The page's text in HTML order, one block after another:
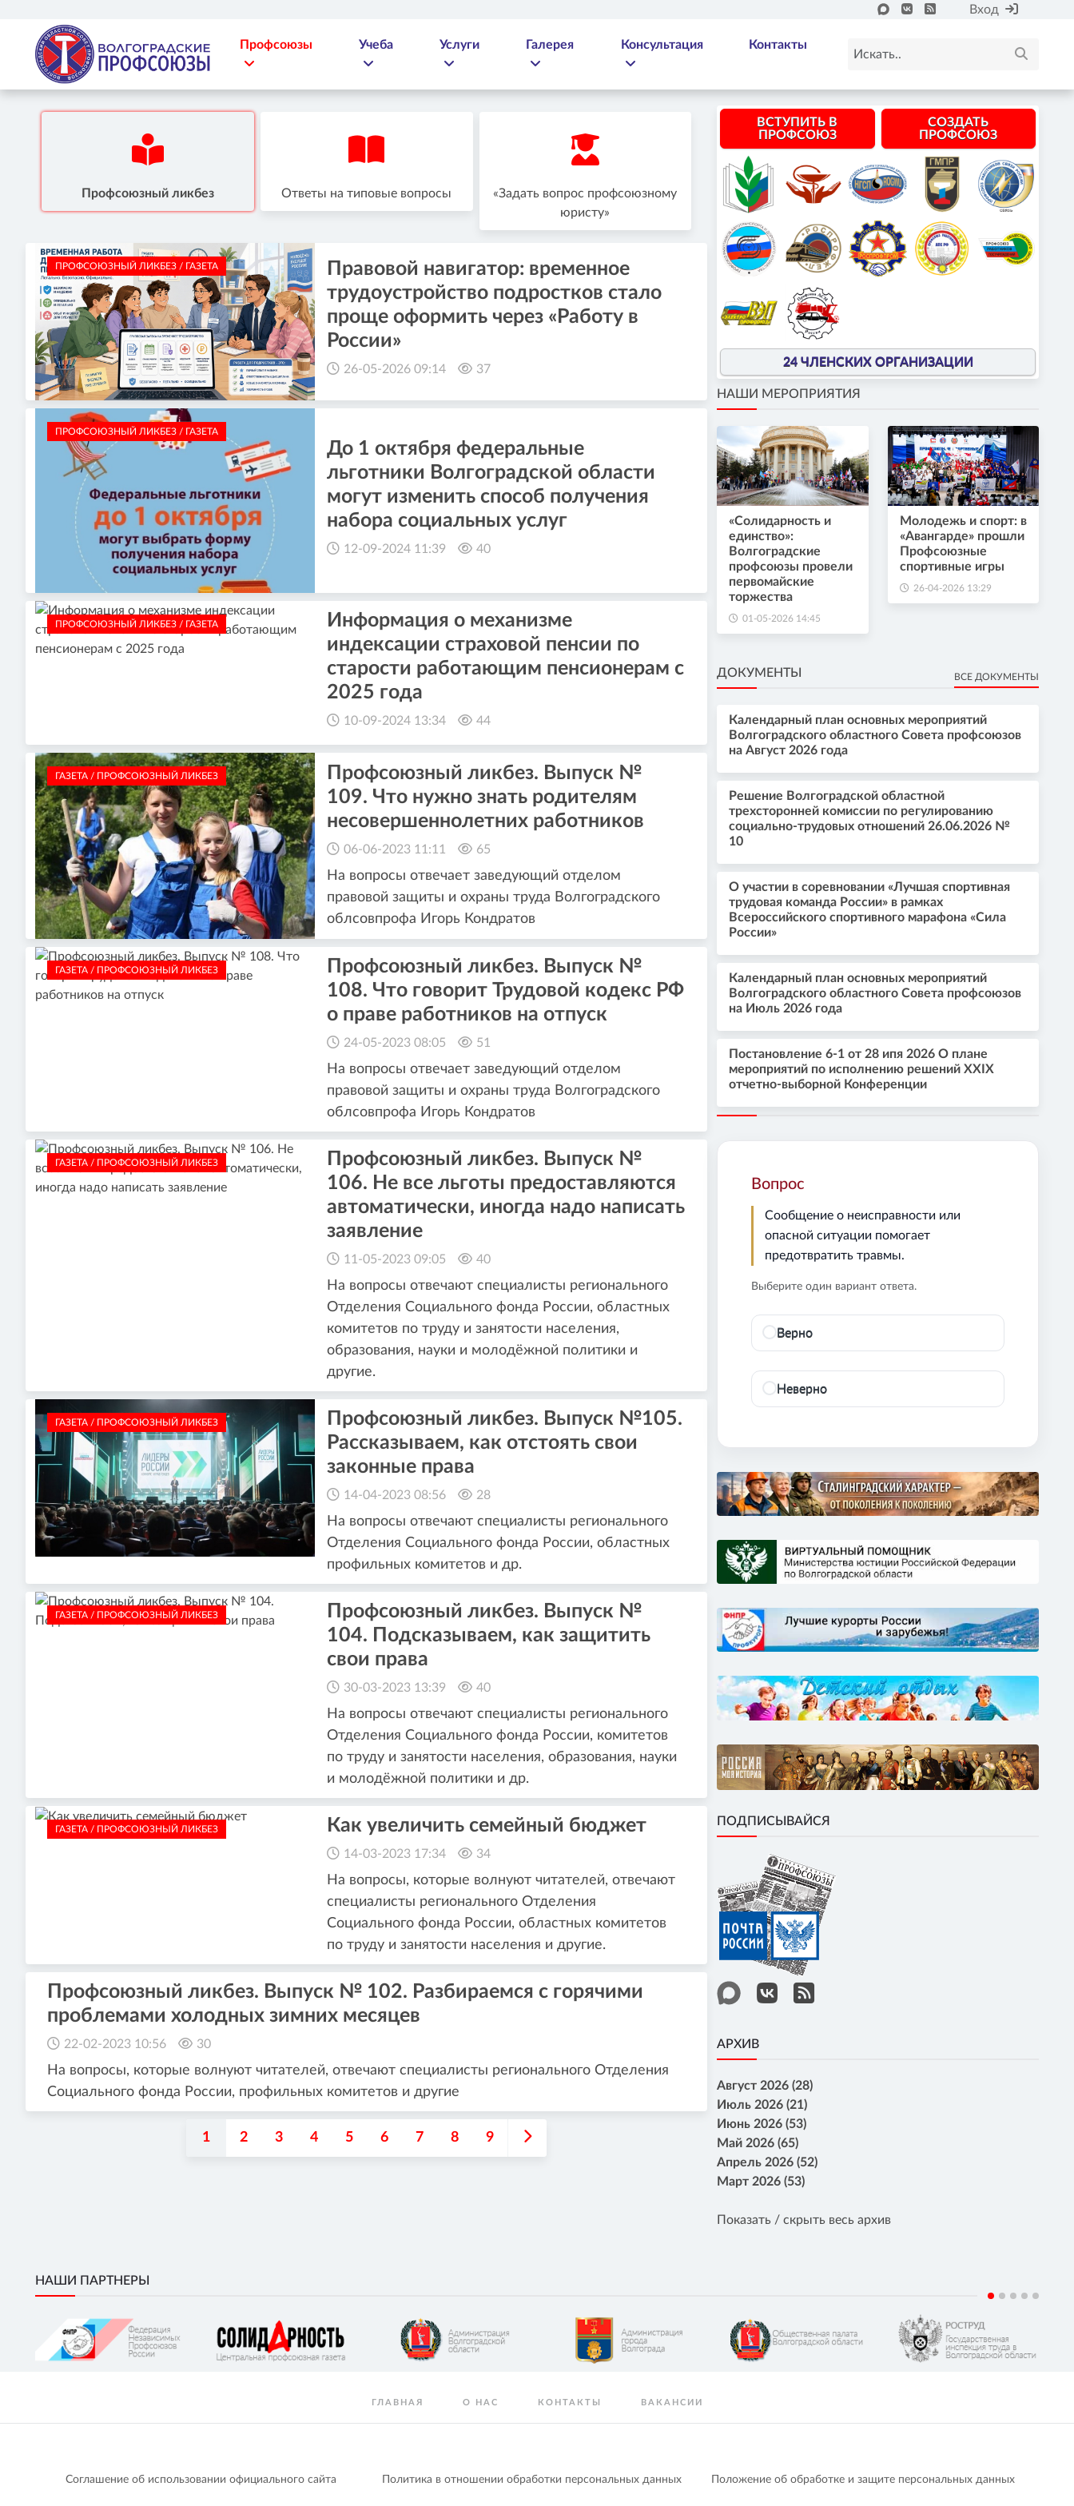
Вход
Профсоюзы Учеба Услуги Галерея Консультация Контакты
Профсоюзный ликбез Ответы на типовые вопросы
«Задать вопрос профсоюзному
юристу»
ПРОФСОЮЗНЫЙ ЛИКБЕЗ / ГАЗЕТА
Правовой навигатор: временное
трудоустройство подростков стало
проще оформить через «Работу в
России»
26-05-2026 09:14 37
ПРОФСОЮЗНЫЙ ЛИКБЕЗ / ГАЗЕТА
До 1 октября федеральные
льготники Волгоградской области
могут изменить способ получения
набора социальных услуг
12-09-2024 11:39 40
ПРОФСОЮЗНЫЙ ЛИКБЕЗ / ГАЗЕТА
Информация о механизме
индексации страховой пенсии по
старости работающим пенсионерам с
2025 года
10-09-2024 13:34 44
ГАЗЕТА / ПРОФСОЮЗНЫЙ ЛИКБЕЗ
Профсоюзный ликбез. Выпуск №
109. Что нужно знать родителям
несовершеннолетних работников
06-06-2023 11:11 65
На вопросы отвечает заведующий отделом
правовой защиты и охраны труда Волгоградского
облсовпрофа Игорь Кондратов
ГАЗЕТА / ПРОФСОЮЗНЫЙ ЛИКБЕЗ
Профсоюзный ликбез. Выпуск №
108. Что говорит Трудовой кодекс РФ
о праве работников на отпуск
24-05-2023 08:05 51
На вопросы отвечает заведующий отделом
правовой защиты и охраны труда Волгоградского
облсовпрофа Игорь Кондратов
ГАЗЕТА / ПРОФСОЮЗНЫЙ ЛИКБЕЗ
Профсоюзный ликбез. Выпуск №
106. Не все льготы предоставляются
автоматически, иногда надо написать
заявление
11-05-2023 09:05 40
На вопросы отвечают специалисты регионального
Отделения Социального фонда России, областных
комитетов по труду и занятости населения,
образования, науки и молодёжной политики и
другие.
ГАЗЕТА / ПРОФСОЮЗНЫЙ ЛИКБЕЗ
Профсоюзный ликбез. Выпуск №105.
Рассказываем, как отстоять свои
законные права
14-04-2023 08:56 28
На вопросы отвечают специалисты регионального
Отделения Социального фонда России, областных
профильных комитетов и др.
ГАЗЕТА / ПРОФСОЮЗНЫЙ ЛИКБЕЗ
Профсоюзный ликбез. Выпуск №
104. Подсказываем, как защитить
свои права
30-03-2023 13:39 40
На вопросы отвечают специалисты регионального
Отделения Социального фонда России, комитетов
по труду и занятости населения, образования, науки
и молодёжной политики и др.
ГАЗЕТА / ПРОФСОЮЗНЫЙ ЛИКБЕЗ Как увеличить семейный бюджет
14-03-2023 17:34 34
На вопросы, которые волнуют читателей, отвечают
специалисты регионального Отделения
Социального фонда России, областных комитетов
по труду и занятости населения и другие.
Профсоюзный ликбез. Выпуск № 102. Разбираемся с горячими
проблемами холодных зимних месяцев
22-02-2023 10:56 30
На вопросы, которые волнуют читателей, отвечают специалисты регионального Отделения
Социального фонда России, профильных комитетов и другие
1 2 3 4 5 6 7 8 9
ВСТУПИТЬ В
ПРОФСОЮЗ
СОЗДАТЬ
ПРОФСОЮЗ
24 ЧЛЕНСКИХ ОРГАНИЗАЦИИ
НАШИ МЕРОПРИЯТИЯ
«Солидарность и
единство»:
Волгоградские
профсоюзы провели
первомайские
торжества
01-05-2026 14:45
Молодежь и спорт: в
«Авангарде» прошли
Профсоюзные
спортивные игры
26-04-2026 13:29
ДОКУМЕНТЫ ВСЕ ДОКУМЕНТЫ
Календарный план основных мероприятий
Волгоградского областного Совета профсоюзов
на Август 2026 года
Решение Волгоградской областной
трехсторонней комиссии по регулированию
социально-трудовых отношений 26.06.2026 №
10
О участии в соревновании «Лучшая спортивная
трудовая команда России» в рамках
Всероссийского спортивного марафона «Сила
России»
Календарный план основных мероприятий
Волгоградского областного Совета профсоюзов
на Июль 2026 года
Постановление 6-1 от 28 ипя 2026 О плане
мероприятий по исполнению решений XXIX
отчетно-выборной Конференции
Вопрос
Сообщение о неисправности или
опасной ситуации помогает
предотвратить травмы.
Выберите один вариант ответа.
Верно
Неверно
ПОДПИСЫВАЙСЯ
АРХИВ
Август 2026 (28)
Июль 2026 (21)
Июнь 2026 (53)
Май 2026 (65)
Апрель 2026 (52)
Март 2026 (53)
Показать / скрыть весь архив
НАШИ ПАРТНЕРЫ
ГЛАВНАЯ О НАС КОНТАКТЫ ВАКАНСИИ
Соглашение об использовании официального сайта Политика в отношении обработки персональных данных Положение об обработке и защите персональных данных